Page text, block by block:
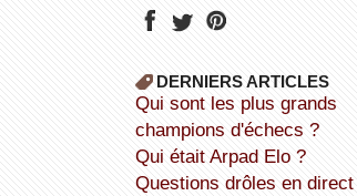
DERNIERS ARTICLES
Qui sont les plus grands
champions d'échecs ?
Qui était Arpad Elo ?
Questions drôles en direct